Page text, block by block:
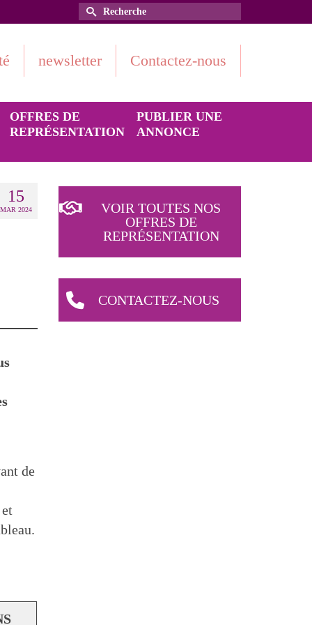
Rechercher :
newsletter Contactez-nous
OFFRES DE
REPRÉSENTATION
PUBLIER UNE
ANNONCE
15
MAR 2024
de
VOIR TOUTES NOS
OFFRES DE
REPRÉSENTATION
CONTACTEZ-NOUS